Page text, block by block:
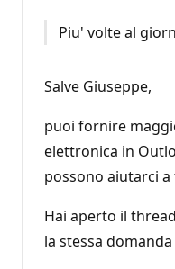
Piu' volte al
Salve Giuseppe,
puoi fornire
elettronica in
possono aiutarci
Hai aperto il
la stessa